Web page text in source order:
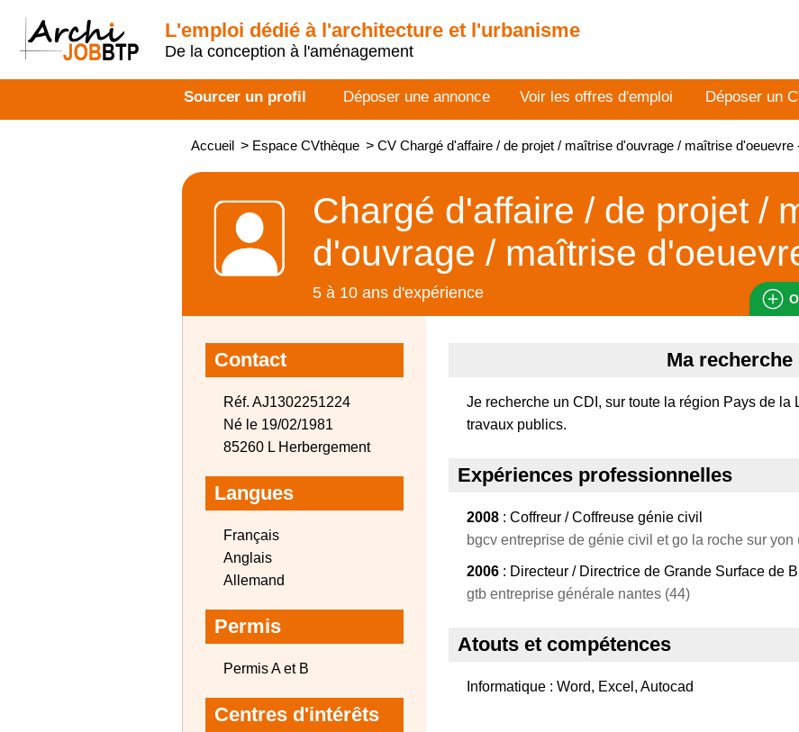
L'emploi dédié à l'architecture et l'urbanisme
De la conception à l'aménagement
Sourcer un profil Déposer une annonce Voir les offres d'emploi Déposer un
Accueil > Espace CVthèque > CV Chargé d'affaire / de projet / maîtrise d'ouvrage / maîtrise d'oeuevre
Chargé d'affaire / de projet /
d'ouvrage / maîtrise
5 à 10 ans d'expérience
Contact
Réf. AJ1302251224
Né le 19/02/1981
85260 L Herbergement
Langues
Français
Anglais
Allemand
Permis
Permis A et B
Centres d'intérêts
Ma recherche
Je recherche un CDI, sur toute la région Pays de la
travaux publics.
Expériences professionnelles
2008 : Coffreur / Coffreuse génie civil
bgcv entreprise de génie civil et go la roche sur yon
2006 : Directeur / Directrice de Grande Surface de
gtb entreprise générale nantes (44)
Atouts et compétences
Informatique : Word, Excel, Autocad